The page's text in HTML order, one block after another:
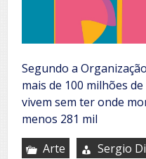
Segundo a
mais de 100 milhões
vivem sem ter onde
menos 281 mil
Arte
Sergio